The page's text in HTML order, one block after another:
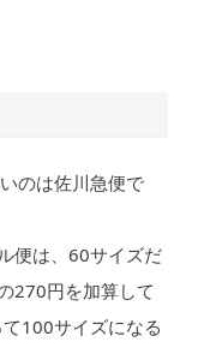
のは佐川急便で
便は、60サイズだ
270円を加算して
100サイズになる